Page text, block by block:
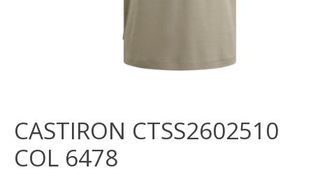
CASTIRON CTSS2602510
COL 6478